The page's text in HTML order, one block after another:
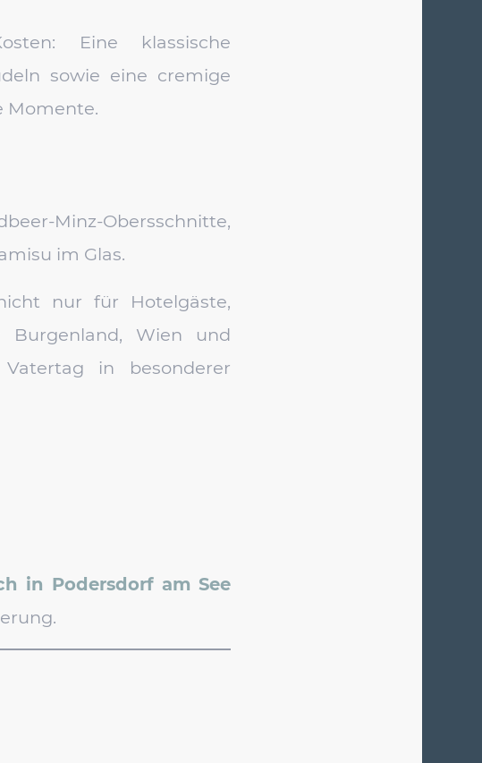
Eine klassische
sowie eine cremige
Momente.
Minz-Obersschnitte,
im Glas.
nur für Hotelgäste,
Wien und
in besonderer
in Podersdorf am See